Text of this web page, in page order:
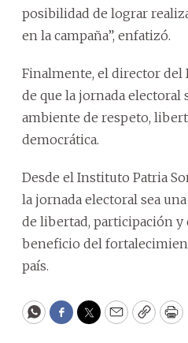
posibilidad de lograr
en la campaña”, enfatizó.
Finalmente, el director del
de que la jornada electoral
ambiente de respeto,
democrática.
Desde el Instituto Patria
la jornada electoral sea
de libertad, participación y
beneficio del
país.
WhatsApp
Facebook
Twitter
EmailCopy